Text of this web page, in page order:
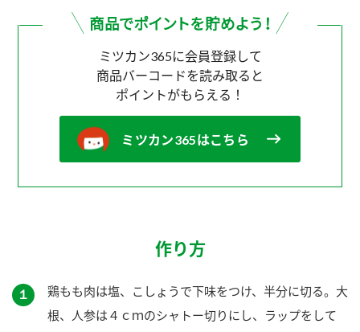
ミツカン365に会員登録して
商品バーコードを読み取ると
ポイントがもらえる！
ミツカン365はこちら
作り方
１
鶏もも肉は塩、こしょうで下味をつけ、半分に切る。大
根、人参は４ｃｍのシャトー切りにし、ラップをして